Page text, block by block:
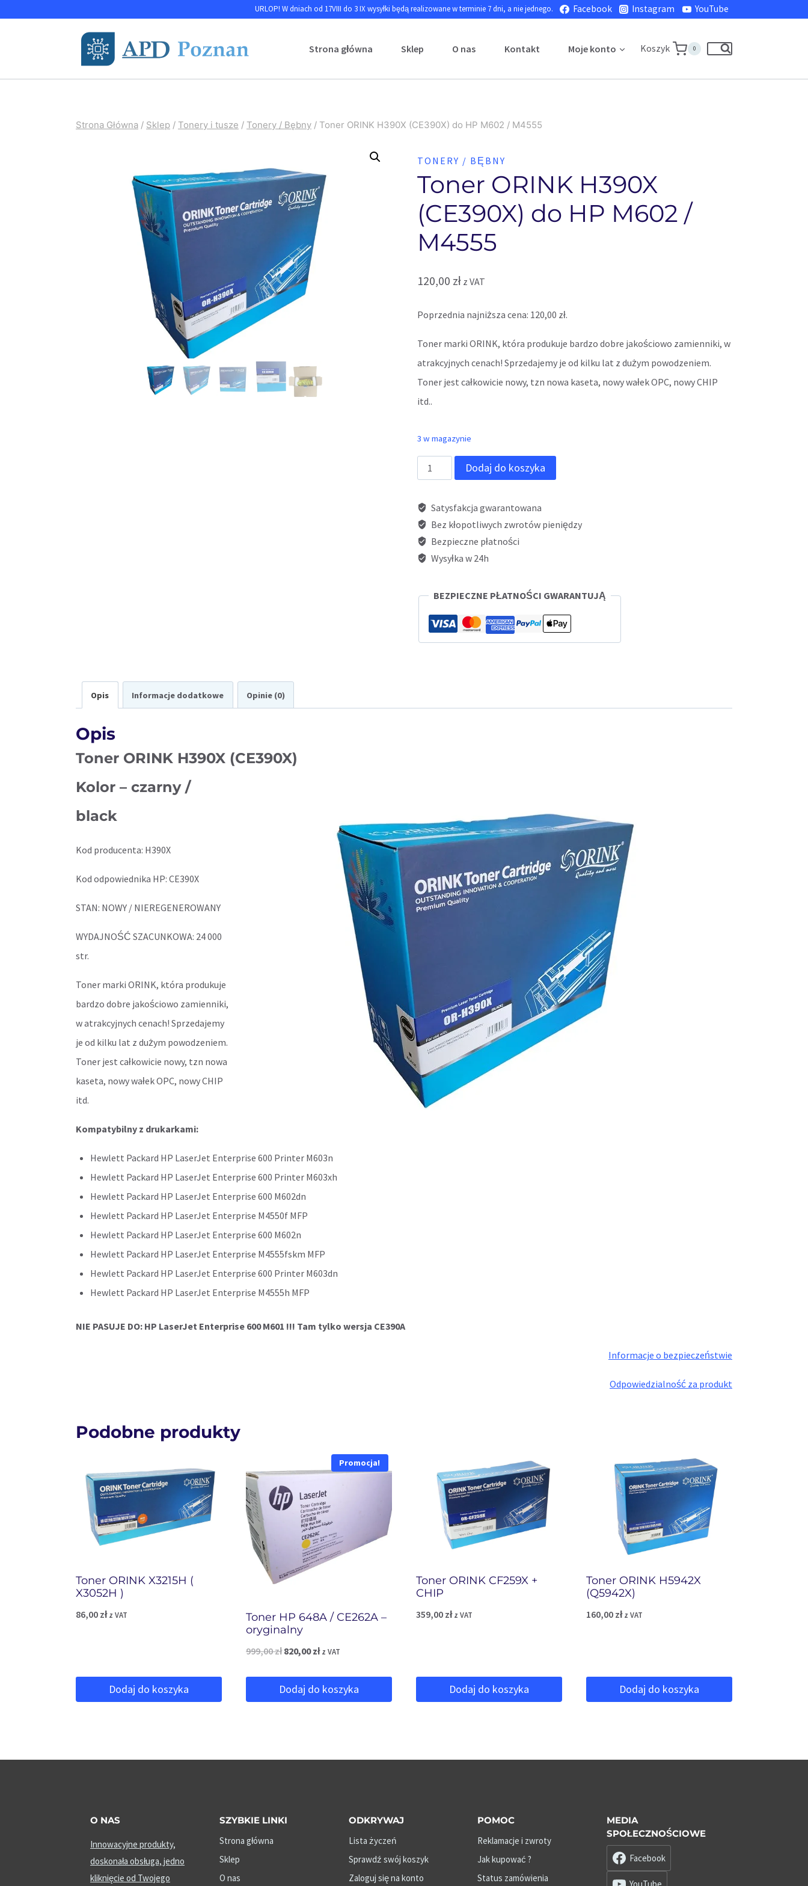
URLOP! W dniach od 17VIII do 3 IX wysyłki będą realizowane w terminie 7 dni, a nie jednego. Facebook Instagram YouTube
Strona główna Sklep O nas Kontakt Moje konto Koszyk 0
Strona Główna / Sklep / Tonery i tusze / Tonery / Bębny / Toner ORINK H390X (CE390X) do HP M602 / M4555
TONERY / BĘBNY
Toner ORINK H390X
(CE390X) do HP M602 /
M4555
120,00 zł z VAT
Poprzednia najniższa cena: 120,00 zł.
Toner marki ORINK, która produkuje bardzo dobre jakościowo zamienniki, w
atrakcyjnych cenach! Sprzedajemy je od kilku lat z dużym powodzeniem.
Toner jest całkowicie nowy, tzn nowa kaseta, nowy wałek OPC, nowy CHIP
itd..
3 w magazynie
ilość
ORINK
H390X
(CE390X)
do
M602
M4555
Dodaj do koszyka
Satysfakcja gwarantowana
Bez kłopotliwych zwrotów pieniędzy
Bezpieczne płatności
Wysyłka w 24h
BEZPIECZNE PŁATNOŚCI GWARANTUJĄ
Opis Informacje dodatkowe Opinie (0)
Opis
Toner ORINK H390X (CE390X)
Kolor – czarny /
black
Kod producenta: H390X
Kod odpowiednika HP: CE390X
STAN: NOWY / NIEREGENEROWANY
WYDAJNOŚĆ SZACUNKOWA: 24 000
str.
Toner marki ORINK, która produkuje
bardzo dobre jakościowo zamienniki,
w atrakcyjnych cenach! Sprzedajemy
je od kilku lat z dużym powodzeniem.
Toner jest całkowicie nowy, tzn nowa
kaseta, nowy wałek OPC, nowy CHIP
itd.
Kompatybilny z drukarkami:
Hewlett Packard HP LaserJet Enterprise 600 Printer M603n
Hewlett Packard HP LaserJet Enterprise 600 Printer M603xh
Hewlett Packard HP LaserJet Enterprise 600 M602dn
Hewlett Packard HP LaserJet Enterprise M4550f MFP
Hewlett Packard HP LaserJet Enterprise 600 M602n
Hewlett Packard HP LaserJet Enterprise M4555fskm MFP
Hewlett Packard HP LaserJet Enterprise 600 Printer M603dn
Hewlett Packard HP LaserJet Enterprise M4555h MFP
NIE PASUJE DO: HP LaserJet Enterprise 600 M601 !!! Tam tylko wersja CE390A
Informacje o bezpieczeństwie
Odpowiedzialność za produkt
Podobne produkty
Toner ORINK X3215H (
X3052H )
86,00 zł z VAT
Dodaj do koszyka
Promocja!
Toner HP 648A / CE262A –
oryginalny
999,00zł Pierwotna
wynosiła:
820,00złAktualna
wynosi:
z VAT
Dodaj do koszyka
Toner ORINK CF259X +
CHIP
359,00 zł z VAT
Dodaj do koszyka
Toner ORINK H5942X
(Q5942X)
160,00 zł z VAT
Dodaj do koszyka
O NAS
Innowacyjne produkty,
doskonała obsługa, jedno
kliknięcie od Twojego
SZYBKIE LINKI
Strona główna
Sklep
O nas
ODKRYWAJ
Lista życzeń
Sprawdź swój koszyk
Zaloguj się na konto
POMOC
Reklamacje i zwroty
Jak kupować ?
Status zamówienia
MEDIA
SPOŁECZNOŚCIOWE
Facebook